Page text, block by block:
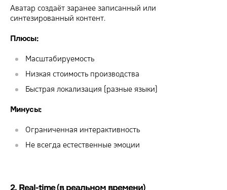
Аватар создаёт заранее записанный или
синтезированный контент.
Плюсы:
Масштабируемость
Низкая стоимость производства
Быстрая локализация (разные языки)
Минусы:
Ограниченная интерактивность
Не всегда естественные эмоции
2. Real-time (в реальном времени)